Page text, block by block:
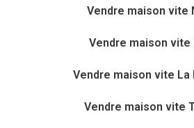
Vendre maison vite
Vendre maison vite
Vendre maison vite La
Vendre maison vite